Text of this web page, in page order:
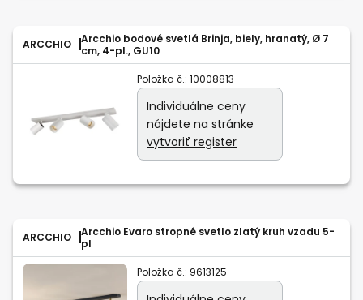
ARCCHIO
Arcchio bodové svetlá Brinja, biely, hranatý, Ø 7
cm, 4-pl., GU10
Položka č.: 10008813
Individuálne ceny
nájdete na stránke
vytvoriť register
ARCCHIO
Arcchio Evaro stropné svetlo zlatý kruh vzadu 5-
pl
Položka č.: 9613125